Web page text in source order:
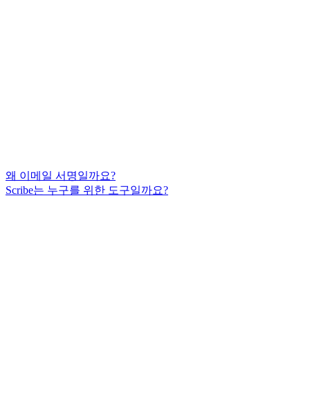
왜 이메일 서명일까요?
Scribe는 누구를 위한 도구일까요?